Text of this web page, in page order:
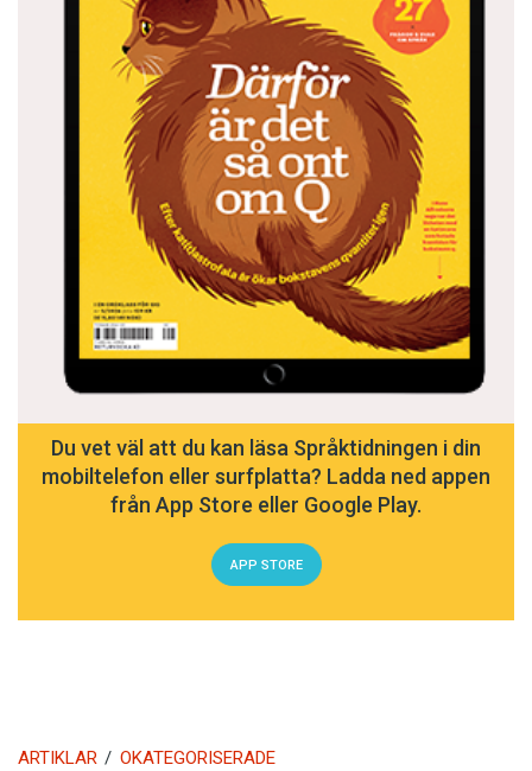
Du vet väl att du kan läsa Språktidningen i din
mobiltelefon eller surfplatta? Ladda ned appen
från App Store eller Google Play.
APP STORE
ARTIKLAR OKATEGORISERADE